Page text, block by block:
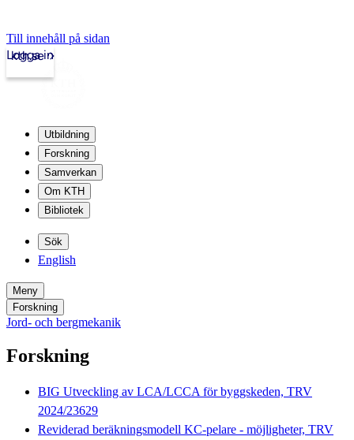
Till innehåll på sidan
kth.se
Logga in
Utbildning
Forskning
Samverkan
Om KTH
Bibliotek
Sök
English
Meny
Forskning
Jord- och bergmekanik
Forskning
BIG Utveckling av LCA/LCCA för byggskeden, TRV
2024/23629
Reviderad beräkningsmodell KC-pelare - möjligheter, TRV